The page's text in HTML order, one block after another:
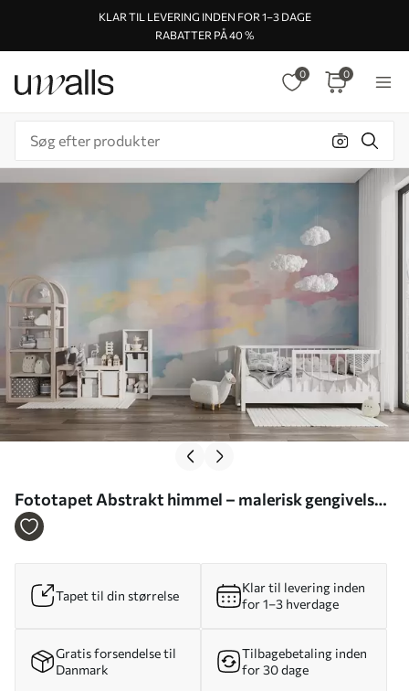
KLAR TIL LEVERING INDEN FOR 1–3 DAGE
RABATTER PÅ 40 %
0 0
Fototapet Abstrakt himmel – malerisk gengivelse
Nr. w05637
Tapet til din størrelse
Klar til levering inden
for 1–3 hverdage
Gratis forsendelse til
Danmark
Tilbagebetaling inden
for 30 dage